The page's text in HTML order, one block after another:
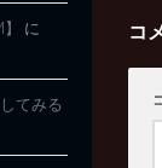
コ
に
てみる